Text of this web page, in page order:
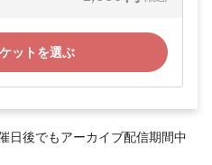
ットを選ぶ
日後でもアーカイブ配信期間中